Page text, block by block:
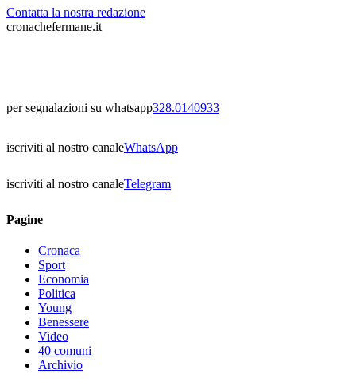
Contatta la nostra redazione
cronachefermane.it
per segnalazioni su whatsapp328.0140933
iscriviti al nostro canaleWhatsApp
iscriviti al nostro canaleTelegram
Pagine
Cronaca
Sport
Economia
Politica
Young
Benessere
Video
40 comuni
Archivio